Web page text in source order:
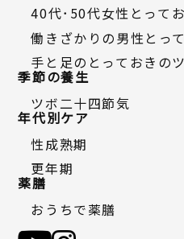
40代・50代女性とって
働きざかりの男性とっ
手と足のとっておきの
季節の養生
ツボ二十四節気
年代別ケア
性成熟期
更年期
薬膳
おうちで薬膳